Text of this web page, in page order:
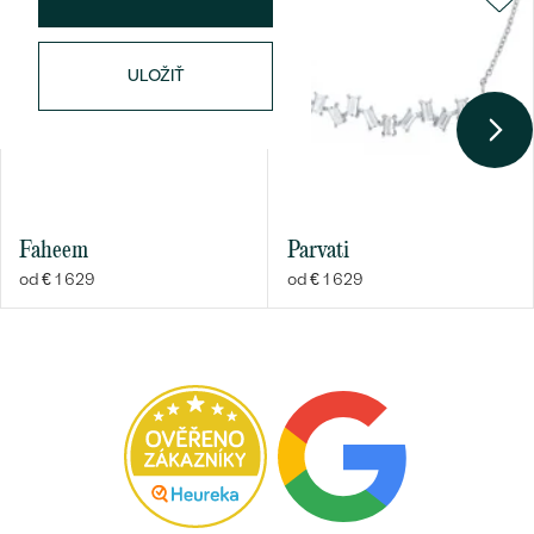
OBJAVIŤ
TVAR:
Round
Prírodný
ULOŽIŤ
Faheem
od € 1 629
Parvati
od € 1 629